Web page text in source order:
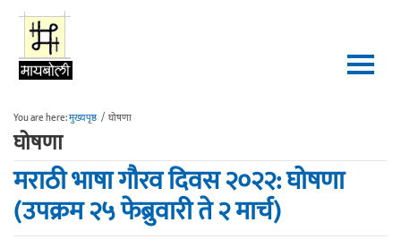
Skip to main content
You are here:मुख्यपृष्ठ / घोषणा
घोषणा
मराठी भाषा गौरव दिवस २०२२: घोषणा
(उपक्रम २५ फेब्रुवारी ते २ मार्च)